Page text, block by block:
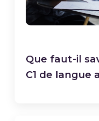
Que faut-il
C1 de langue